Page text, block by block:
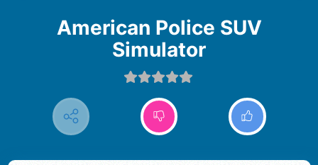
American Police SUV
Simulator